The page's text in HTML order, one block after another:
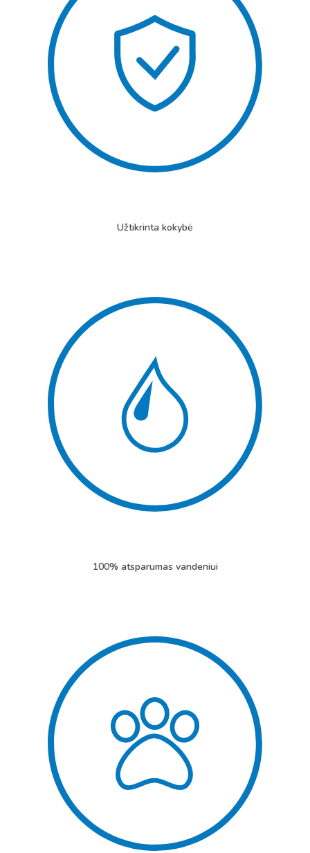
Užtikrinta kokybė
100% atsparumas vandeniui